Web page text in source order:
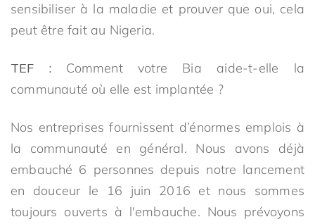
sensibiliser à la maladie et prouver que oui, cela
peut être fait au Nigeria.
TEF : Comment votre Bia aide-t-elle la
communauté où elle est implantée ?
Nos entreprises fournissent d’énormes emplois à
la communauté en général. Nous avons déjà
embauché 6 personnes depuis notre lancement
en douceur le 16 juin 2016 et nous sommes
toujours ouverts à l'embauche. Nous prévoyons